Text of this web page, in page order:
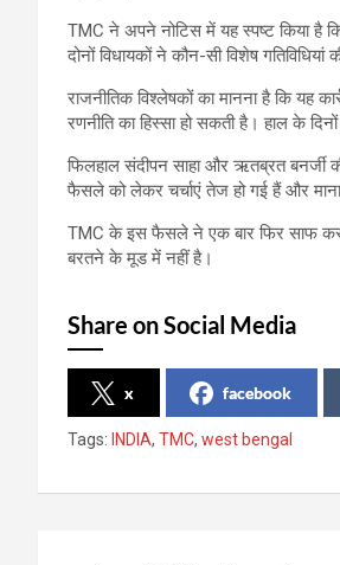
TMC ने अपने नोटिस में यह स्पष्ट किया है कि
दोनों विधायकों ने कौन-सी विशेष
राजनीतिक विश्लेषकों का मानना है कि यह
रणनीति का हिस्सा हो सकती है। हाल के
फिलहाल संदीपन साहा और ऋतब्रत बनर्जी
फैसले को लेकर चर्चाएं तेज हो गई हैं और
TMC के इस फैसले ने एक बार फिर साफ कर
बरतने के मूड में नहीं है।
Share on Social Media
x facebook
Tags: INDIA, TMC, west bengal